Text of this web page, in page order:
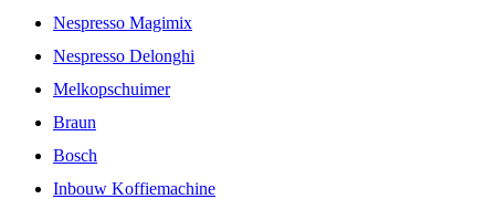
Nespresso Magimix
Nespresso Delonghi
Melkopschuimer
Braun
Bosch
Inbouw Koffiemachine